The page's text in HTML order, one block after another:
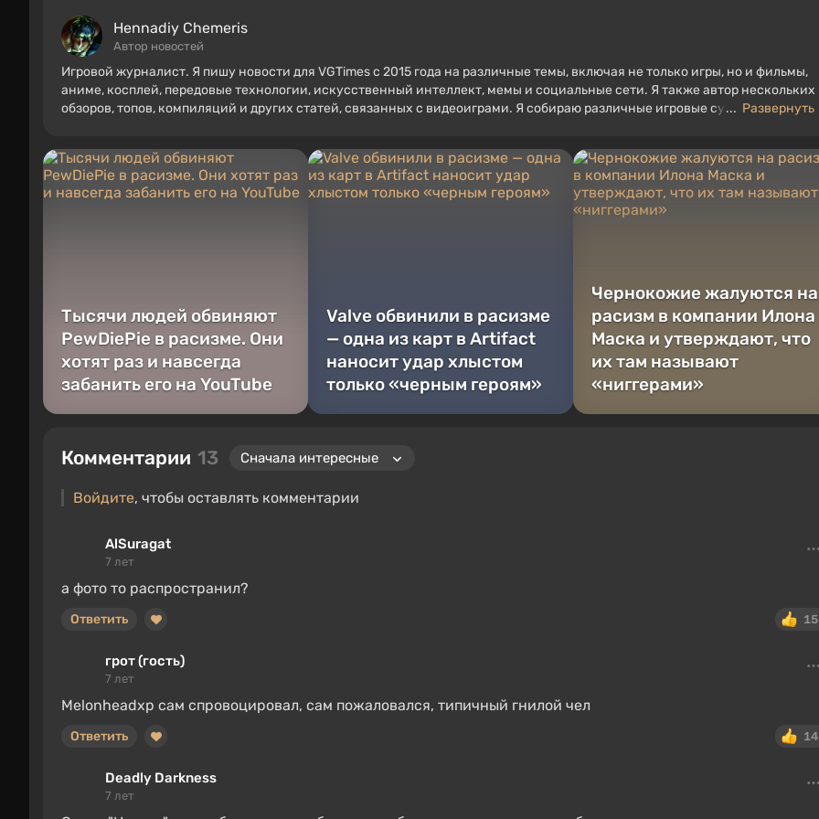
Hennadiy Chemеris
Автор новостей
Игровой журналист. Я пишу новости для VGTimes с 2015 года на различные темы, включая не только игры, но и фильмы,
аниме, косплей, передовые технологии, искусственный интеллект, мемы и социальные сети. Я также автор нескольких
обзоров, топов, компиляций и других статей, связанных с видеоиграми. Я собираю различные игровые сувениры,
... Развернуть
Тысячи людей обвиняют
PewDiePie в расизме. Они
хотят раз и навсегда
забанить его на YouTube
Valve обвинили в расизме
— одна из карт в Artifact
наносит удар хлыстом
только «черным героям»
Чернокожие жалуются на
расизм в компании Илона
Маска и утверждают, что
их там называют
«ниггерами»
Комментарии 13
Войдите, чтобы оставлять комментарии
AlSuragat
7 лет
а фото то распространил?
15
Ответить
грот (гость)
7 лет
Melonheadxp сам спровоцировал, сам пожаловался, типичный гнилой чел
14
Ответить
Deadly Darkness
7 лет